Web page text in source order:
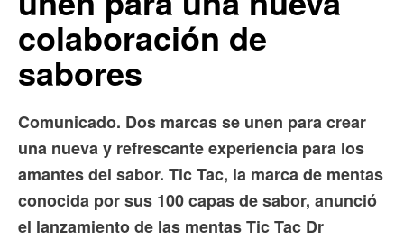
colaboración de
sabores
Comunicado. Dos marcas se unen para crear
una nueva y refrescante experiencia para los
amantes del sabor. Tic Tac, la marca de mentas
conocida por sus 100 capas de sabor, anunció
el lanzamiento de las mentas Tic Tac Dr